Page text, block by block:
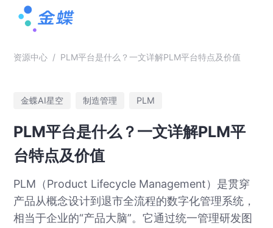
资源中心 / PLM平台是什么？一文详解PLM平台特点及价值
金蝶AI星空 制造管理 PLM
PLM平台是什么？一文详解PLM平
台特点及价值
PLM（Product Lifecycle Management）是贯穿
产品从概念设计到退市全流程的数字化管理系统，
相当于企业的“产品大脑”。它通过统一管理研发图